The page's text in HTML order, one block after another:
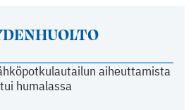
aiheuttamista
humalassa